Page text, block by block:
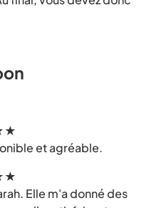
et agréable.
Elle m'a donné des